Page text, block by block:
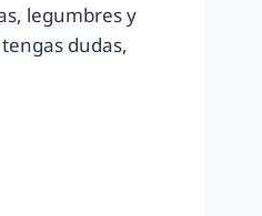
legumbres y
dudas,